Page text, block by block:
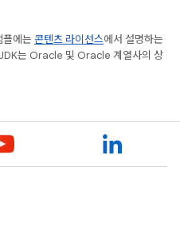
플에는 콘텐츠 라이선스에서 설명하는
는 Oracle 및 Oracle 계열사의 상